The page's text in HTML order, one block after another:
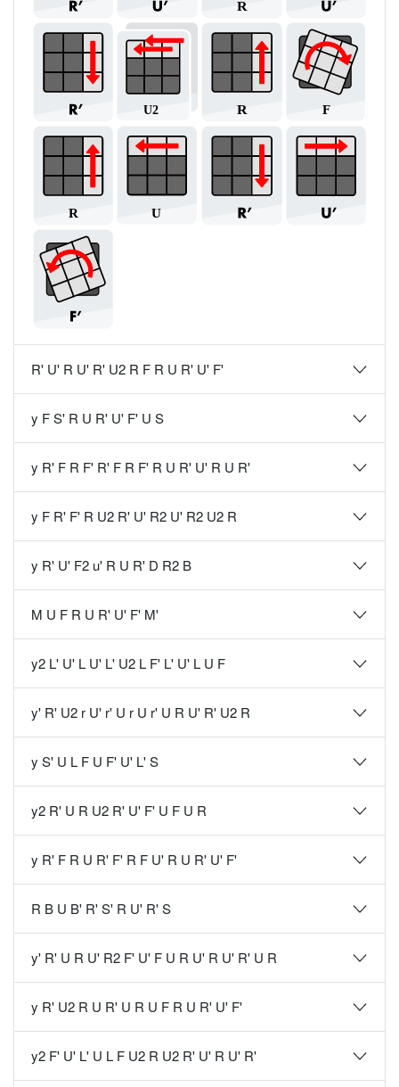
R' U' R U' R' U2 R F R U R' U' F'
y F S' R U R' U' F' U S
y R' F R F' R' F R F' R U R' U' R U R'
y F R' F' R U2 R' U' R2 U' R2 U2 R
y R' U' F2 u' R U R' D R2 B
M U F R U R' U' F' M'
y2 L' U' L U' L' U2 L F' L' U' L U F
y' R' U2 r U' r' U r U r' U R U' R' U2 R
y S' U L F U F' U' L' S
y2 R' U R U2 R' U' F' U F U R
y R' F R U R' F' R F U' R U R' U' F'
R B U B' R' S' R U' R' S
y' R' U R U' R2 F' U' F U R U' R U' R' U R
y R' U2 R U R' U R U F R U R' U' F'
y2 F' U' L' U L F U2 R U2 R' U' R U' R'